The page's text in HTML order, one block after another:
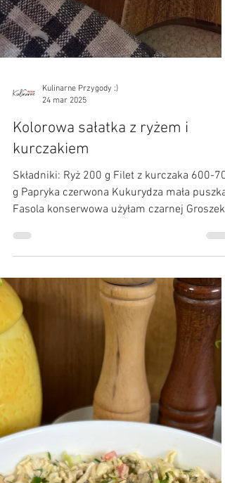
Kulinarne Przygody :)
24 mar 2025
Kolorowa sałatka z ryżem i
kurczakiem
Składniki: Ryż 200 g Filet z kurczaka 600-
g Papryka czerwona Kukurydza mała puszka
Fasola konserwowa użyłam czarnej Groszek
szklanka...